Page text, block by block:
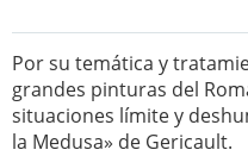
Por su temática y
grandes pinturas del
situaciones límite y
la Medusa» de Gericault.